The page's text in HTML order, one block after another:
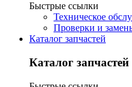
Быстрые ссылки
Техническое
Проверки и
Каталог запчастей
Каталог запчастей